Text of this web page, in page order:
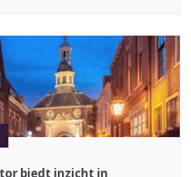
biedt inzicht in